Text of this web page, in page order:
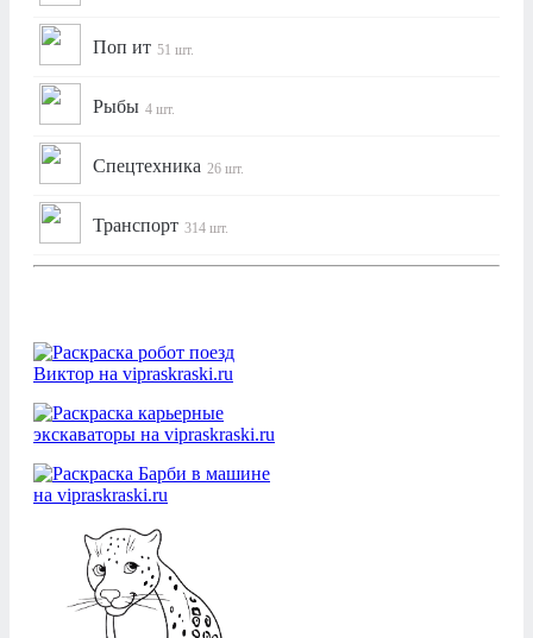
Поп ит 51 шт.
Рыбы 4 шт.
Спецтехника 26 шт.
Транспорт 314 шт.